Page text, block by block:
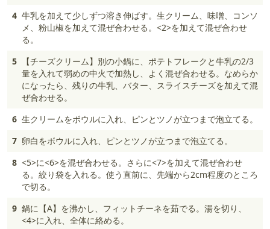
4 牛乳を加えて少しずつ溶き伸ばす。生クリーム、味噌、コンソ
メ、粉山椒を加えて混ぜ合わせる。<2>を加えて混ぜ合わせ
る。
5
【チーズクリーム】別の小鍋に、ポテトフレークと牛乳の2/3
量を入れて弱めの中火で加熱し、よく混ぜ合わせる。なめらか
になったら、残りの牛乳、バター、スライスチーズを加えて混
ぜ合わせる。
6 生クリームをボウルに入れ、ピンとツノが立つまで泡立てる。
7 卵白をボウルに入れ、ピンとツノが立つまで泡立てる。
8 <5>に<6>を混ぜ合わせる。さらに<7>を加えて混ぜ合わせ
る。絞り袋を入れる。使う直前に、先端から2cm程度のところ
で切る。
9 鍋に【A】を沸かし、フィットチーネを茹でる。湯を切り、
<4>に入れ、全体に絡める。